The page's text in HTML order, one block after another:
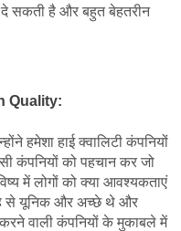
दे सकती है और बहुत बेहतरीन
Quality:
हमेशा हाई क्वालिटी कंपनियों
कंपनियों को पहचान कर जो
में लोगों को क्या आवश्यकताएं
से यूनिक और अच्छे थे और
वाली कंपनियों के मुकाबले में